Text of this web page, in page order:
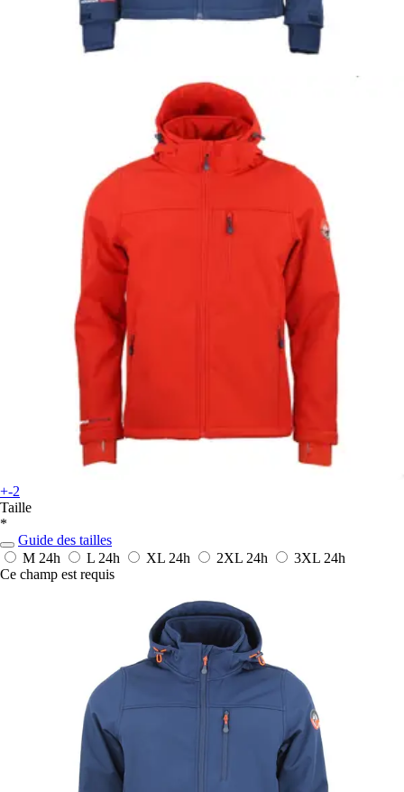
+-2
Taille
*
Guide des tailles
M 24h L 24h XL 24h 2XL 24h 3XL 24h
Ce champ est requis